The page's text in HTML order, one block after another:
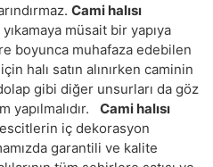
Cami halısı
müsait bir yapıya
boyunca muhafaza edebilen
halı satın alınırken caminin
gibi diğer unsurları da göz
yapılmalıdır. Cami halısı
iç dekorasyon
garantili ve kalite